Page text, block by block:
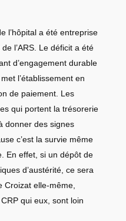
l’hôpital a été entreprise
l’ARS. Le déficit a été
d’engagement durable
l’établissement en
de paiement. Les
qui portent la trésorerie
donner des signes
c’est la survie même
En effet, si un dépôt de
d’austérité, ce sera
Croizat elle-même,
qui eux, sont loin